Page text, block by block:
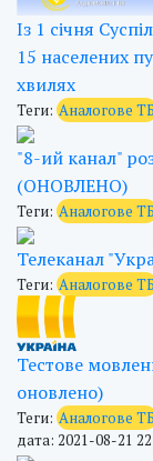
Із 1 січня
15 населених
хвилях
Теги: Аналогове
"8-ий канал"
(ОНОВЛЕНО)
Теги: Аналогове
Телеканал
Теги: Аналогове
Тестове
оновлено)
Теги: Аналогове
дата: 2021-08-21